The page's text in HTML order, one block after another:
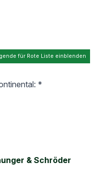
für Rote Liste einblenden
*
& Schröder